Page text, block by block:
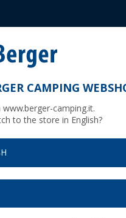
Fehmarn per verande
CAMPING
camping.it.
to the store in English?